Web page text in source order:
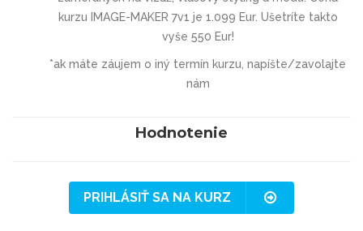
kurzu IMAGE-MAKER 7v1 je 1.099 Eur. Ušetríte takto
vyše 550 Eur!
*ak máte záujem o iný termín kurzu, napíšte/zavolajte
nám
Hodnotenie
PRIHLÁSIŤ SA NA KURZ